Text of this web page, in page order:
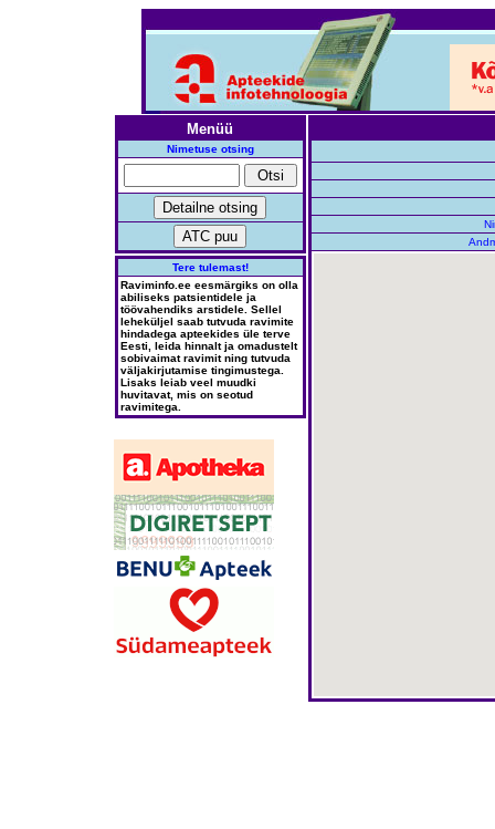
Menüü
Nimetuse otsing
Tere tulemast!
Raviminfo.ee eesmärgiks on olla
abiliseks patsientidele ja
töövahendiks arstidele. Sellel
leheküljel saab tutvuda ravimite
hindadega apteekides üle terve
Eesti, leida hinnalt ja omadustelt
sobivaimat ravimit ning tutvuda
väljakirjutamise tingimustega.
Lisaks leiab veel muudki
huvitavat, mis on seotud
ravimitega.